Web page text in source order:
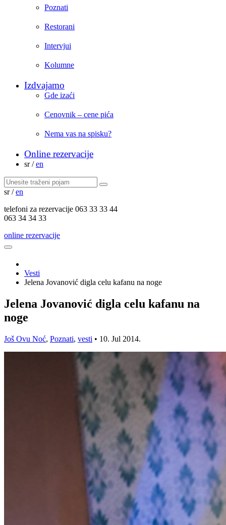
Poznati
Restorani
Intervjui
Kolumne
Izdvajamo
Gde izaći
Cenovnik – cene pića
Nema vas na spisku?
Online rezervacije
sr / en
sr / en
telefoni za rezervacije 063 33 33 44
063 34 34 33
online rezervacije
Vesti
Jelena Jovanović digla celu kafanu na noge
Jelena Jovanović digla celu kafanu na
noge
Još Ovu Noć, Poznati, vesti • 10. Jul 2014.